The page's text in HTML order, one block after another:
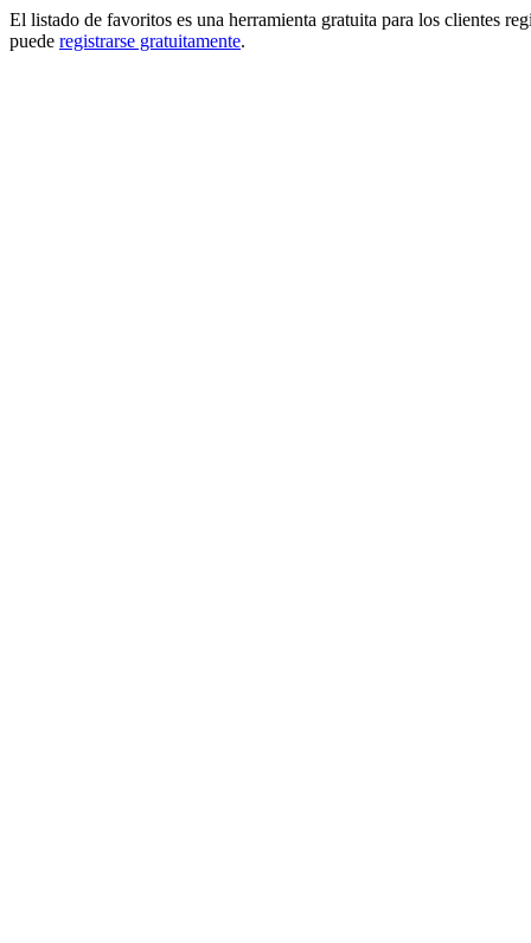
El listado de favoritos es una herramienta gratuita para los clientes
puede registrarse gratuitamente.